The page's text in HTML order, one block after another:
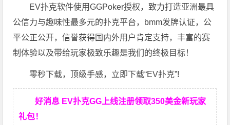
EV扑克软件使用GGPoker授权，致力打造亚洲最具
公信力与趣味性最多元的扑克平台，bmm发牌认证，公
平公正公开，信誉获得国内外用户肯定支持，丰富的赛
制体验以及带给玩家极致乐趣是我们的终极目标！
零秒下载，顶级手感，立即下载“EV扑克”!
好消息 EV扑克GG上线注册领取350美金新玩家
礼包！